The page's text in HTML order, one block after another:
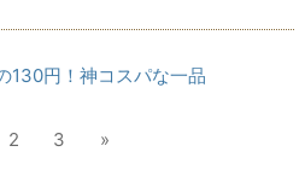
130円！神コスパな一品
2 3 »